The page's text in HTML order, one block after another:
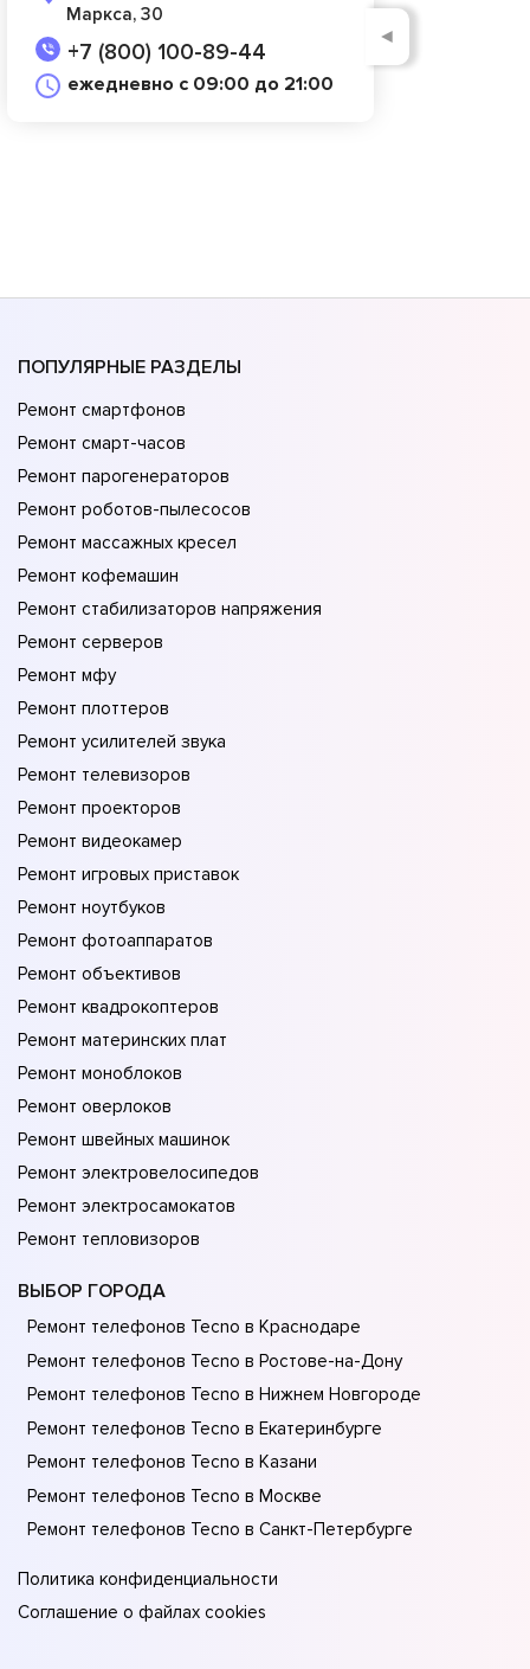
Маркса, 30
+7 (800) 100-89-44
ежедневно с 09:00 до 21:00
◄
ПОПУЛЯРНЫЕ РАЗДЕЛЫ
Ремонт смартфонов
Ремонт смарт-часов
Ремонт парогенераторов
Ремонт роботов-пылесосов
Ремонт массажных кресел
Ремонт кофемашин
Ремонт стабилизаторов напряжения
Ремонт серверов
Ремонт мфу
Ремонт плоттеров
Ремонт усилителей звука
Ремонт телевизоров
Ремонт проекторов
Ремонт видеокамер
Ремонт игровых приставок
Ремонт ноутбуков
Ремонт фотоаппаратов
Ремонт объективов
Ремонт квадрокоптеров
Ремонт материнских плат
Ремонт моноблоков
Ремонт оверлоков
Ремонт швейных машинок
Ремонт электровелосипедов
Ремонт электросамокатов
Ремонт тепловизоров
ВЫБОР ГОРОДА
Ремонт телефонов Tecno в Краснодаре
Ремонт телефонов Tecno в Ростове-на-Донy
Ремонт телефонов Tecno в Нижнем Новгороде
Ремонт телефонов Tecno в Екатеринбурге
Ремонт телефонов Tecno в Казани
Ремонт телефонов Tecno в Москве
Ремонт телефонов Tecno в Санкт-Петербурге
Политика конфиденциальности
Соглашение о файлах cookies